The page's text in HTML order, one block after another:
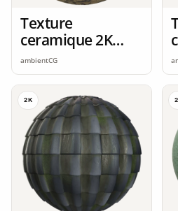
Texture
ceramique 2K
seamless
ambientCG
2K